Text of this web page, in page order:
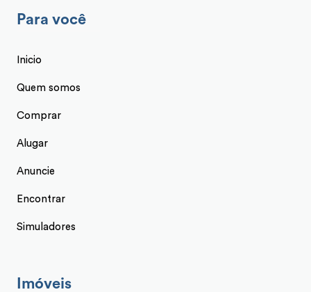
Para você
Inicio
Quem somos
Comprar
Alugar
Anuncie
Encontrar
Simuladores
Imóveis